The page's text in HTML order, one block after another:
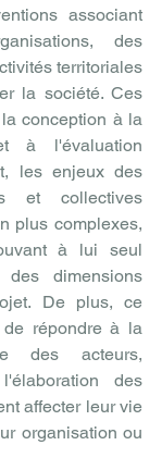
associant
des
territoriales
la société. Ces
conception à la
à l'évaluation
les enjeux des
et collectives
plus complexes,
à lui seul
des dimensions
De plus, ce
de répondre à la
des acteurs,
des
affecter leur vie
organisation ou